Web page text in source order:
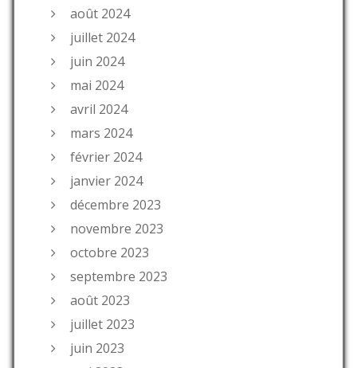
août 2024
juillet 2024
juin 2024
mai 2024
avril 2024
mars 2024
février 2024
janvier 2024
décembre 2023
novembre 2023
octobre 2023
septembre 2023
août 2023
juillet 2023
juin 2023